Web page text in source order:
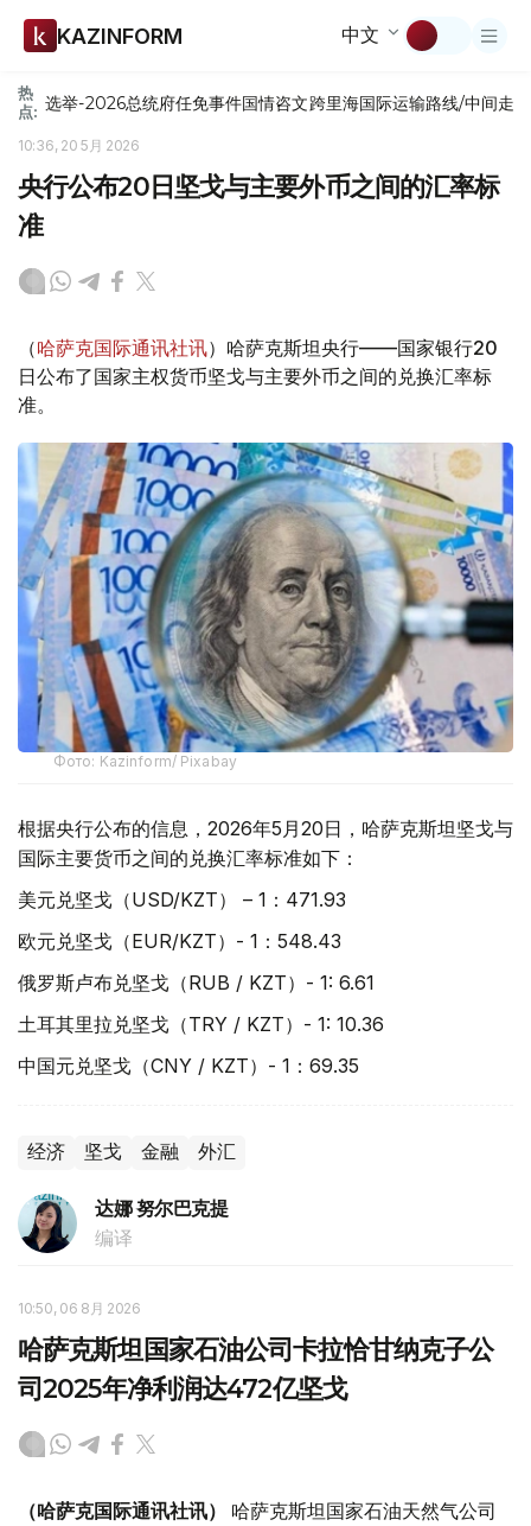
KAZINFORM 中文
热
点: 选举-2026总统府任免事件国情咨文跨里海国际运输路线/中间走廊
10:36, 20 5月 2026
央行公布20日坚戈与主要外币之间的汇率标
准
（哈萨克国际通讯社讯）哈萨克斯坦央行——国家银行20
日公布了国家主权货币坚戈与主要外币之间的兑换汇率标
准。
Фото: Kazinform/ Pixabay
根据央行公布的信息，2026年5月20日，哈萨克斯坦坚戈与
国际主要货币之间的兑换汇率标准如下：
美元兑坚戈（USD/KZT） – 1：471.93
欧元兑坚戈（EUR/KZT）- 1：548.43
俄罗斯卢布兑坚戈（RUB / KZT）- 1: 6.61
土耳其里拉兑坚戈（TRY / KZT）- 1: 10.36
中国元兑坚戈（CNY / KZT）- 1：69.35
经济 坚戈 金融 外汇
达娜 努尔巴克提
编译
10:50, 06 8月 2026
哈萨克斯坦国家石油公司卡拉恰甘纳克子公
司2025年净利润达472亿坚戈
（哈萨克国际通讯社讯）
哈萨克斯坦国家石油天然气公司